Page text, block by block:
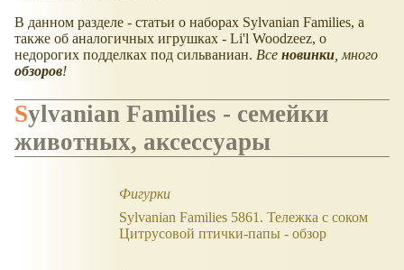
В данном разделе - статьи о наборах Sylvanian Families, а
также об аналогичных игрушках - Li'l Woodzeez, о
недорогих подделках под сильваниан. Все новинки , много
обзоров!
Sylvanian Families - семейки
животных, аксессуары
Фигурки
Sylvanian Families 5861. Тележка с соком
Цитрусовой птички-папы - обзор